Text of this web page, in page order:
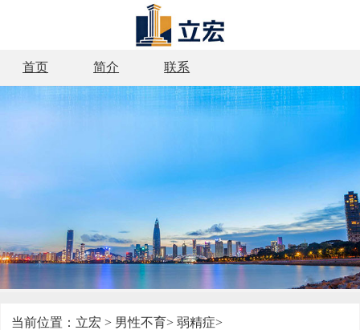
首页 简介 联系
当前位置： 立宏 > 男性不育> 弱精症>